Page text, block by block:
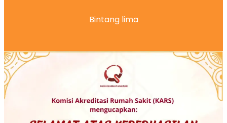
Bintang lima